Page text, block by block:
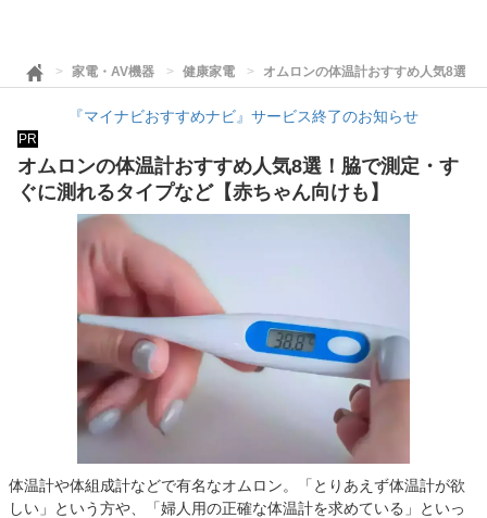
家電・AV機器 健康家電 オムロンの体温計おすすめ人気8選
『マイナビおすすめナビ』サービス終了のお知らせ
PR
オムロンの体温計おすすめ人気8選！脇で測定・す
ぐに測れるタイプなど【赤ちゃん向けも】
体温計や体組成計などで有名なオムロン。「とりあえず体温計が欲
しい」という方や、「婦人用の正確な体温計を求めている」といっ